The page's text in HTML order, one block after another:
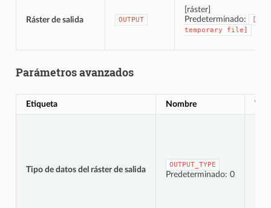
Ráster de salida OUTPUT
[ráster]
Predeterminado:
temporary
file]
Parámetros avanzados
Etiqueta Nombre Tipo
Tipo de datos del ráster de salida
OUTPUT_TYPE
Predeterminado: 0